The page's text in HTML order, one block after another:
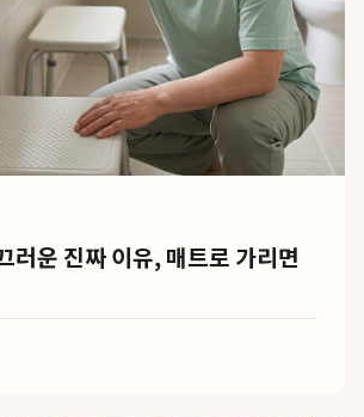
러운 진짜 이유, 매트로 가리면